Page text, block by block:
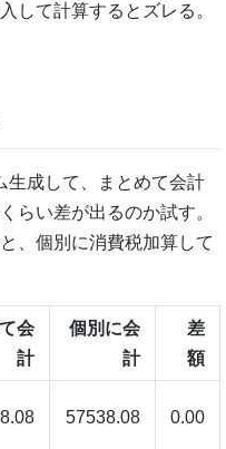
して計算するとズレる。
生成して、まとめて会計
らい差が出るのか試す。
、個別に消費税加算して
会
計
個別に会
計
差
額
57538.08 0.00